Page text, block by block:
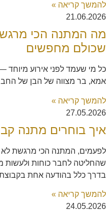
להמשך קריאה »
21.06.2026
מה המתנה הכי
שכולם מחפשים
כל מי שעמד לפני אירוע מיוחד
אמא, בר מצווה של הבן של
להמשך קריאה »
27.05.2026
איך בוחרים מתנה
לפעמים, המתנה הכי מרגשת
שהחליטה לחבר כוחות
בדרך כלל בהודעה אחת
להמשך קריאה »
24.05.2026